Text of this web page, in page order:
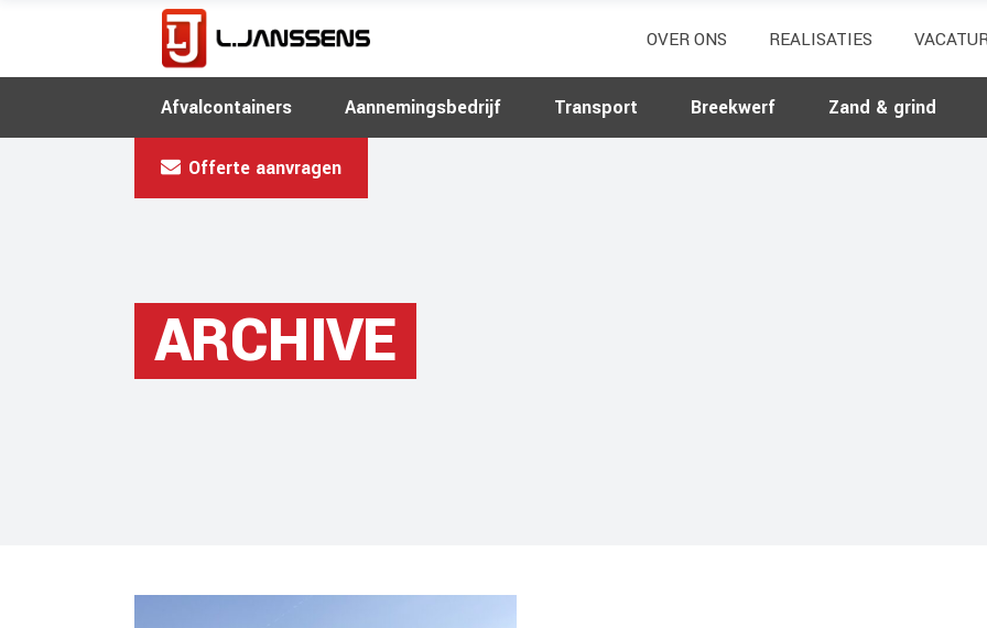
OVER ONS REALISATIES
Afvalcontainers Aannemingsbedrijf Transport Breekwerf Zand & grind
Offerte aanvragen
ARCHIVE